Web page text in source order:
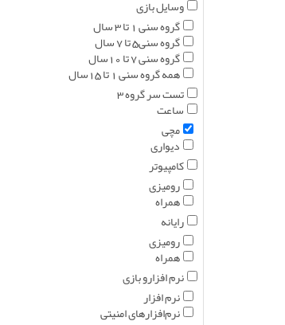
وسایل بازی
گروه سنی 1 تا 3 سال
گروه سنی5 تا 7 سال
گروه سنی 7 تا 10سال
همه گروه سنی 1 تا 15سال
تست سر گروه 3
ساعت
مچی
دیواری
کامپیوتر
رومیزی
همراه
رایانه
رومیزی
همراه
نرم افزارو بازی
نرم افزار
نرم‌افزارهای امنیتی